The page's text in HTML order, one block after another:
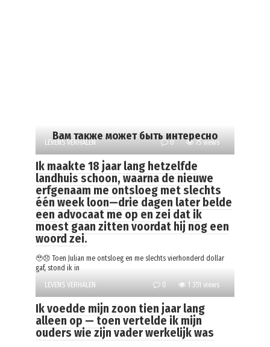
Вам также может быть интересно
LEVENS VERHALEN 0 75 views
Ik maakte 18 jaar lang hetzelfde
landhuis schoon, waarna de nieuwe
erfgenaam me ontsloeg met slechts
één week loon—drie dagen later belde
een advocaat me op en zei dat ik
moest gaan zitten voordat hij nog een
woord zei.
🥹😞 Toen Julian me ontsloeg en me slechts vierhonderd dollar
gaf, stond ik in
LEVENS VERHALEN
0 1 351 views
Ik voedde mijn zoon tien jaar lang
alleen op — toen vertelde ik mijn
ouders wie zijn vader werkelijk was